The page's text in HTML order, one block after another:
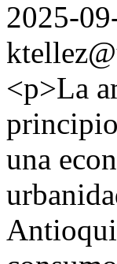
2025-
<p>La
una